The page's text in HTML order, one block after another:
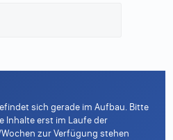
sich gerade im Aufbau. Bitte
Inhalte erst im Laufe der
zur Verfügung stehen